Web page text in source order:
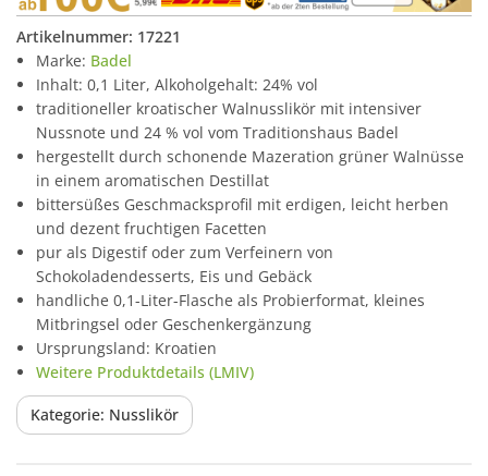
Artikelnummer: 17221
Marke: Badel
Inhalt: 0,1 Liter, Alkoholgehalt: 24% vol
traditioneller kroatischer Walnusslikör mit intensiver
Nussnote und 24 % vol vom Traditionshaus Badel
hergestellt durch schonende Mazeration grüner Walnüsse
in einem aromatischen Destillat
bittersüßes Geschmacksprofil mit erdigen, leicht herben
und dezent fruchtigen Facetten
pur als Digestif oder zum Verfeinern von
Schokoladendesserts, Eis und Gebäck
handliche 0,1-Liter-Flasche als Probierformat, kleines
Mitbringsel oder Geschenkergänzung
Ursprungsland: Kroatien
Weitere Produktdetails (LMIV)
Kategorie: Nusslikör